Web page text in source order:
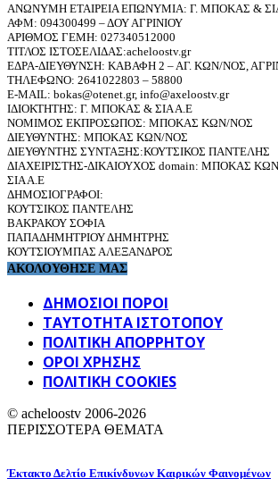
ΑΝΩΝΥΜΗ ΕΤΑΙΡΕΙΑ ΕΠΩΝΥΜΙΑ: Γ. ΜΠΟΚΑΣ &
ΑΦΜ: 094300499 – ΔΟΥ ΑΓΡΙΝΙΟΥ
ΑΡΙΘΜΟΣ ΓΕΜΗ: 027340512000
ΤΙΤΛΟΣ ΙΣΤΟΣΕΛΙΔΑΣ:acheloostv.gr
ΕΔΡΑ-ΔΙΕΥΘΥΝΣΗ: ΚΑΒΑΦΗ 2 – ΑΓ. ΚΩΝ/ΝΟΣ,
ΤΗΛΕΦΩΝΟ: 2641022803 – 58800
E-MAIL: bokas@otenet.gr, info@axeloostv.gr
ΙΔΙΟΚΤΗΤΗΣ: Γ. ΜΠΟΚΑΣ & ΣΙΑ Α.Ε
ΝΟΜΙΜΟΣ ΕΚΠΡΟΣΩΠΟΣ: ΜΠΟΚΑΣ ΚΩΝ/ΝΟΣ
ΔΙΕΥΘΥΝΤΗΣ: ΜΠΟΚΑΣ ΚΩΝ/ΝΟΣ
ΔΙΕΥΘΥΝΤΗΣ ΣΥΝΤΑΞΗΣ:ΚΟΥΤΣΙΚΟΣ ΠΑΝΤΕΛΗΣ
ΔΙΑΧΕΙΡΙΣΤΗΣ-ΔΙΚΑΙΟΥΧΟΣ domain: ΜΠΟΚΑΣ
ΣΙΑ Α.Ε
ΔΗΜΟΣΙΟΓΡΑΦΟΙ:
ΚΟΥΤΣΙΚΟΣ ΠΑΝΤΕΛΗΣ
ΒΑΚΡΑΚΟΥ ΣΟΦΙΑ
ΠΑΠΑΔΗΜΗΤΡΙΟΥ ΔΗΜΗΤΡΗΣ
ΚΟΥΤΣΙΟΥΜΠΑΣ ΑΛΕΞΑΝΔΡΟΣ
ΑΚΟΛΟΥΘΗΣΕ ΜΑΣ
ΔΗΜΟΣΙΟΙ ΠΟΡΟΙ
ΤΑΥΤΌΤΗΤΑ ΙΣΤΌΤΟΠΟΥ
ΠΟΛΙΤΙΚΉ ΑΠΟΡΡΉΤΟΥ
ΌΡΟΙ ΧΡΉΣΗΣ
ΠΟΛΙΤΙΚΗ COOKIES
© acheloostv 2006-2026
ΠΕΡΙΣΣΟΤΕΡΑ ΘΕΜΑΤΑ
Έκτακτο Δελτίο Επικίνδυνων Καιρικών Φαινομένων